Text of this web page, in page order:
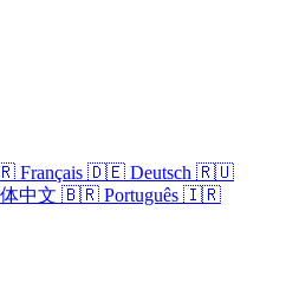
Français 🇩🇪 Deutsch 🇷🇺
中文 🇧🇷 Português 🇮🇷